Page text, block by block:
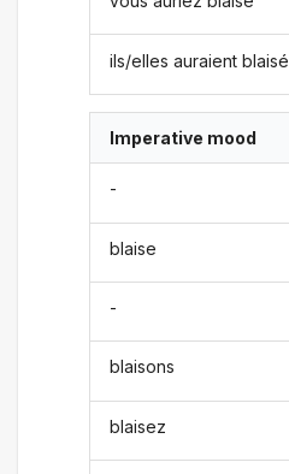
ils/elles auraient blaisé
Imperative mood
-
blaise
-
blaisons
blaisez